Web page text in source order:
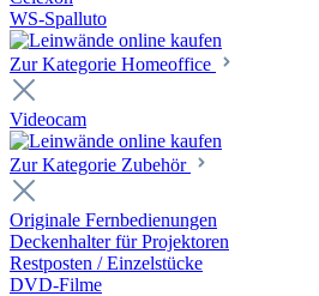
WS-Spalluto
Zur Kategorie Homeoffice
Videocam
Zur Kategorie Zubehör
Originale Fernbedienungen
Deckenhalter für Projektoren
Restposten / Einzelstücke
DVD-Filme